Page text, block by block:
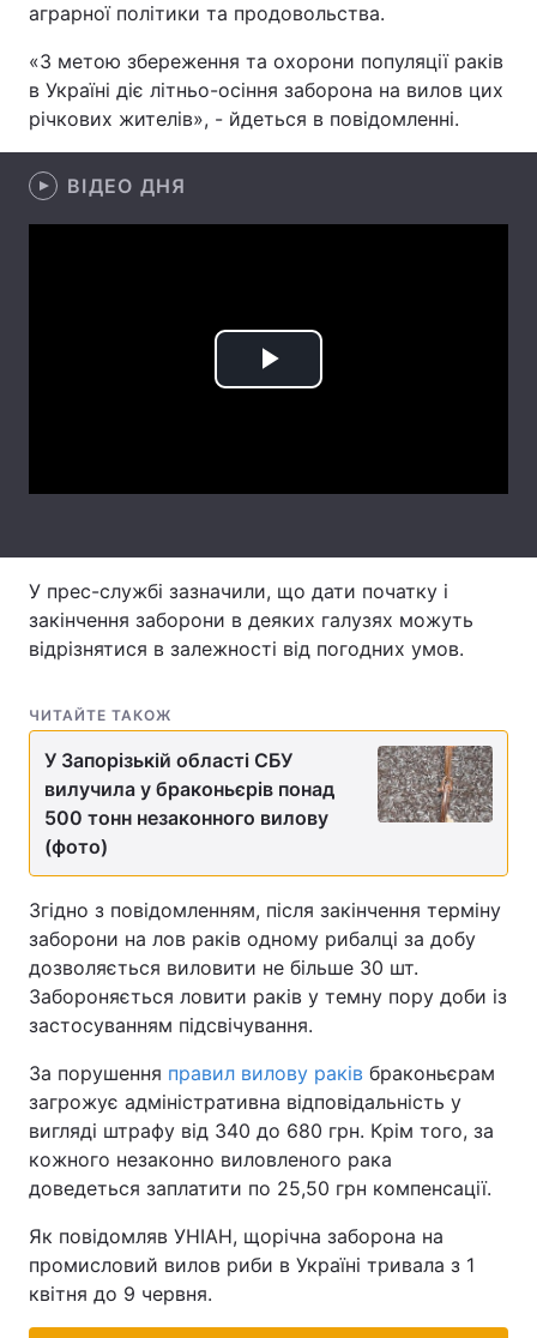
Зброя Інциденти
Цікавинки
Статті
Послуги
Тема оформлення
аграрної політики та продовольства.
«З метою збереження та охорони популяції раків
в Україні діє літньо-осіння заборона на вилов цих
річкових жителів», - йдеться в повідомленні.
ВІДЕО ДНЯ
Play
У прес-службі зазначили, що дати початку і
закінчення заборони в деяких галузях можуть
відрізнятися в залежності від погодних умов.
ЧИТАЙТЕ ТАКОЖ
У Запорізькій області СБУ
вилучила у браконьєрів понад
500 тонн незаконного вилову
(фото)
Згідно з повідомленням, після закінчення терміну
заборони на лов раків одному рибалці за добу
дозволяється виловити не більше 30 шт.
Забороняється ловити раків у темну пору доби із
застосуванням підсвічування.
За порушення правил вилову раків браконьєрам
загрожує адміністративна відповідальність у
вигляді штрафу від 340 до 680 грн. Крім того, за
кожного незаконно виловленого рака
доведеться заплатити по 25,50 грн компенсації.
Як повідомляв УНІАН, щорічна заборона на
промисловий вилов риби в Україні тривала з 1
квітня до 9 червня.